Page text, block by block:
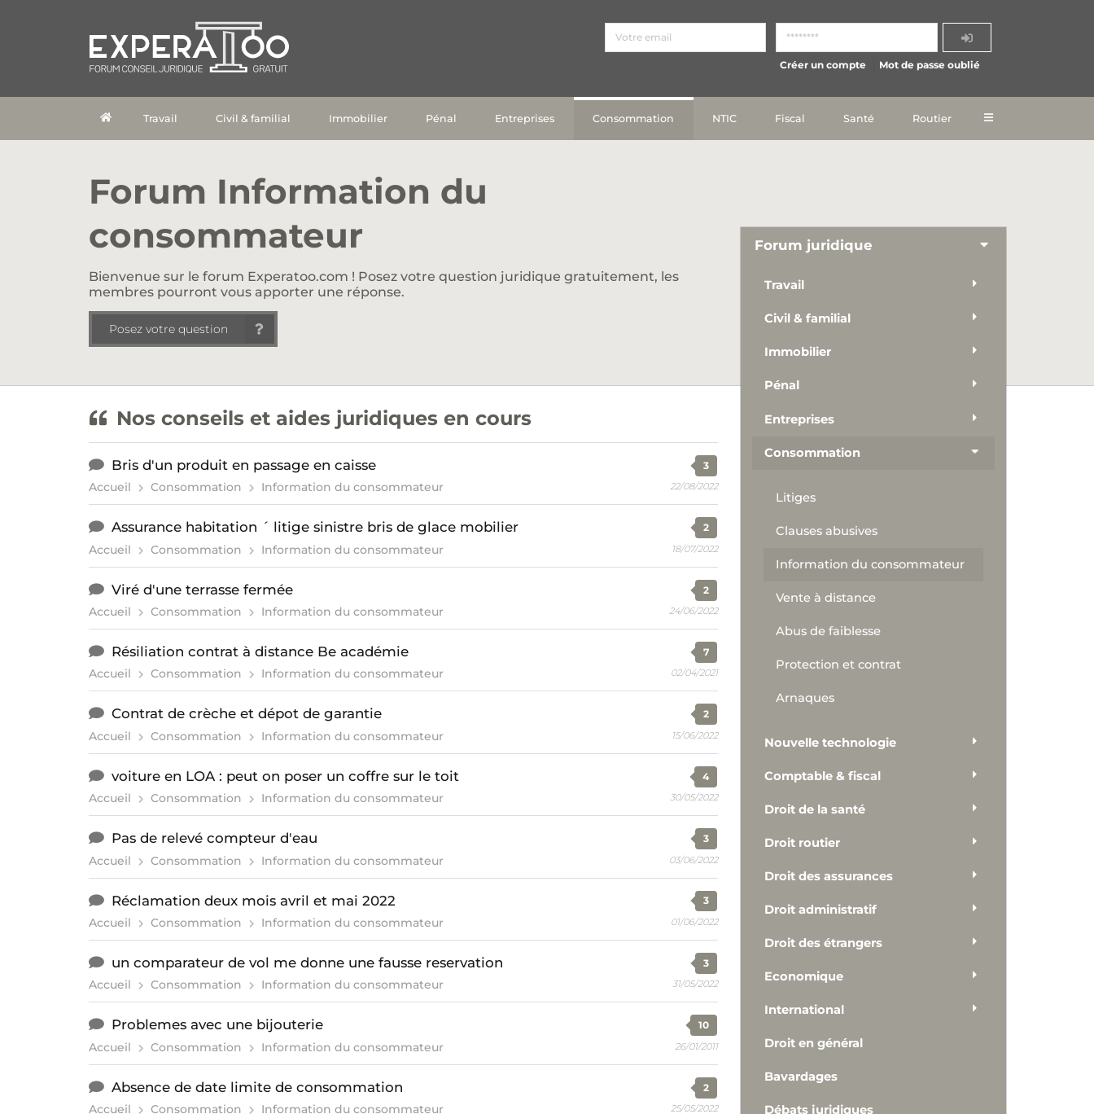
Créer un compte Mot de passe oublié
Travail Civil & familial Immobilier Pénal Entreprises Consommation NTIC Fiscal Santé Routier
Forum Information du
consommateur
Bienvenue sur le forum Experatoo.com ! Posez votre question juridique gratuitement, les
membres pourront vous apporter une réponse.
Posez votre question
Nos conseils et aides juridiques en cours
Bris d'un produit en passage en caisse
Accueil Consommation Information du consommateur
3
22/08/2022
Assurance habitation ´ litige sinistre bris de glace mobilier
Accueil Consommation Information du consommateur
2
18/07/2022
Viré d'une terrasse fermée
Accueil Consommation Information du consommateur
2
24/06/2022
Résiliation contrat à distance Be académie
Accueil Consommation Information du consommateur
7
02/04/2021
Contrat de crèche et dépot de garantie
Accueil Consommation Information du consommateur
2
15/06/2022
voiture en LOA : peut on poser un coffre sur le toit
Accueil Consommation Information du consommateur
4
30/05/2022
Pas de relevé compteur d'eau
Accueil Consommation Information du consommateur
3
03/06/2022
Réclamation deux mois avril et mai 2022
Accueil Consommation Information du consommateur
3
01/06/2022
un comparateur de vol me donne une fausse reservation
Accueil Consommation Information du consommateur
3
31/05/2022
Problemes avec une bijouterie
Accueil Consommation Information du consommateur
10
26/01/2011
Absence de date limite de consommation
Accueil Consommation Information du consommateur
2
25/05/2022
Forum juridique
Travail
Civil & familial
Immobilier
Pénal
Entreprises
Consommation
Litiges
Clauses abusives
Information du consommateur
Vente à distance
Abus de faiblesse
Protection et contrat
Arnaques
Nouvelle technologie
Comptable & fiscal
Droit de la santé
Droit routier
Droit des assurances
Droit administratif
Droit des étrangers
Economique
International
Droit en général
Bavardages
Débats juridiques